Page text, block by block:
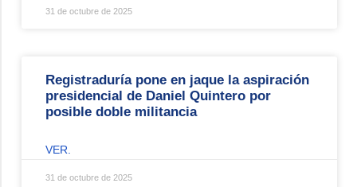
31 de octubre de 2025
Registraduría pone en jaque la aspiración
presidencial de Daniel Quintero por
posible doble militancia
VER.
31 de octubre de 2025